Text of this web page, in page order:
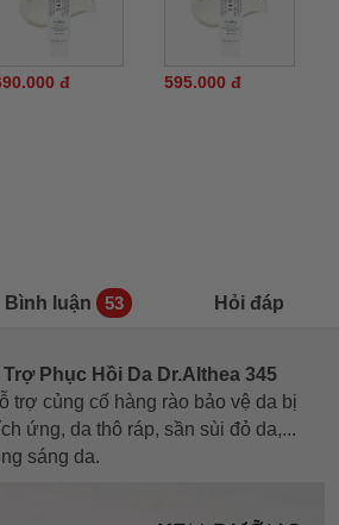
đ 595.000 đ
Bình luận 53 Hỏi đáp
Phục Hồi Da Dr.Althea 345
trợ củng cố hàng rào bảo vệ da bị
ứng, da thô ráp, sần sùi đỏ da,...
sáng da.